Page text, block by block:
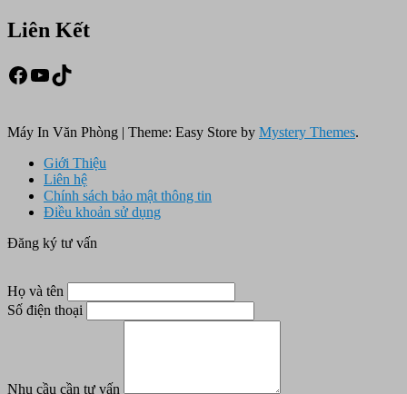
Liên Kết
Facebook
Youtube
TikTok
Máy In Văn Phòng | Theme: Easy Store by Mystery Themes.
Giới Thiệu
Liên hệ
Chính sách bảo mật thông tin
Điều khoản sử dụng
Đăng ký tư vấn
Họ và tên
Số điện thoại
Nhu cầu cần tư vấn